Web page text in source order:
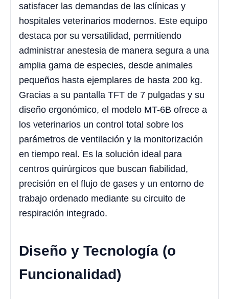
satisfacer las demandas de las clínicas y
hospitales veterinarios modernos. Este equipo
destaca por su versatilidad, permitiendo
administrar anestesia de manera segura a una
amplia gama de especies, desde animales
pequeños hasta ejemplares de hasta 200 kg.
Gracias a su pantalla TFT de 7 pulgadas y su
diseño ergonómico, el modelo MT-6B ofrece a
los veterinarios un control total sobre los
parámetros de ventilación y la monitorización
en tiempo real. Es la solución ideal para
centros quirúrgicos que buscan fiabilidad,
precisión en el flujo de gases y un entorno de
trabajo ordenado mediante su circuito de
respiración integrado.
Diseño y Tecnología (o
Funcionalidad)